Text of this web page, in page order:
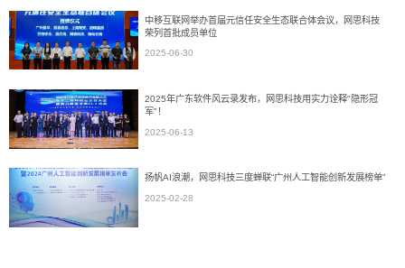
中移互联网举办首届元信任安全生态联合体会议，网思科技
荣列首批成员单位
2025-06-30
2025年广东软件风云录发布，网思科技用实力诠释"隐形冠
军"！
2025-06-13
扬帆AI浪潮，网思科技三度蝉联“广州人工智能创新发展榜单”
2025-02-28